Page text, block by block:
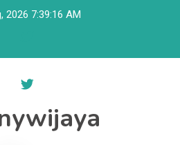
2026 7:39:16 AM